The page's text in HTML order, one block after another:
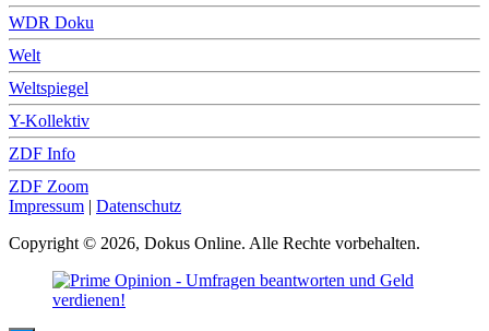
WDR Doku
Welt
Weltspiegel
Y-Kollektiv
ZDF Info
ZDF Zoom
Impressum | Datenschutz
Copyright © 2026, Dokus Online. Alle Rechte vorbehalten.